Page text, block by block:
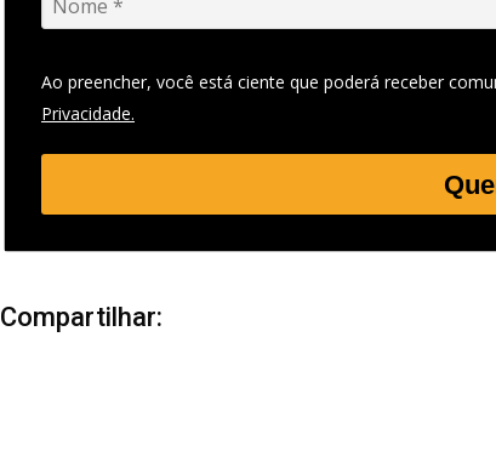
Ao preencher, você está ciente que poderá receber
Privacidade.
Compartilhar: